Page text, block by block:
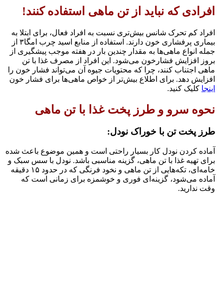
افرادی که نباید از تن ماهی استفاده کنند!
افراد کم تحرک شانس بیش‌تری نسبت به افراد فعال، برای ابتلا به
بیماری پرفشاری خون دارند. استفاده از منابع اسید چرب امگا۳ از
جمله انواع ماهی‌ها به مقدار چندین بار در هفته موجب پیشگیری از
بروز افزایش فشارخون می‌شود. این افراد از مصرف غذا با تن
ماهی اجتناب کنند، چرا که محتویات جیوه آن می‌تواند فشار خون را
افزایش دهد. برای اطلاع بیش‌تر از خواص ماهی‌ها برای فشار خون
اینجا کلیک کنید.
نحوه سرو و طرز پخت غذا با تن ماهی
طرز پخت تن با خوراک نودل:
آماده کردن نودل کار بسیار راحتی است و همین موضوع باعث شده
برای تهیه غذا با تن ماهی، گزینه مناسبی باشد. نودل با سس سبک و
خامه‌ای، تکه‌هایی از تن ماهی و نخود فرنگی که در حدود ۱۵ دقیقه
آماده می‌شود، گزینه‌ای فوری و خوشمزه برای زمانی است که
وقت ندارید.